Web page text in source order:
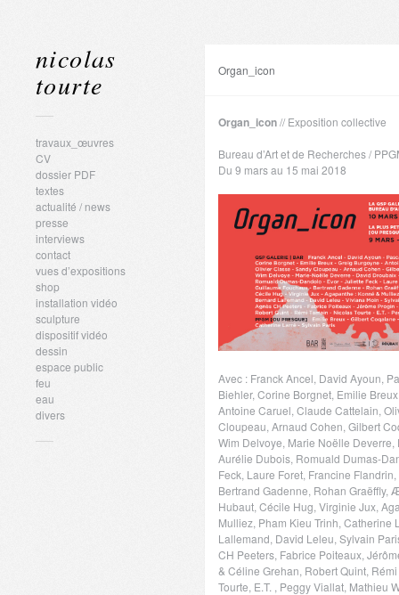
nicolas
tourte
travaux_œuvres
CV
dossier PDF
textes
actualité / news
presse
interviews
contact
vues d’expositions
shop
installation vidéo
sculpture
dispositif vidéo
dessin
espace public
feu
eau
divers
Organ_icon
Organ_icon//Exposition collective
Bureau d’Art et de Recherches /
Du 9 mars au 15 mai 2018
Avec : Franck Ancel, David Ayoun,
Biehler, Corine Borgnet, Emilie
Antoine Caruel, Claude Cattelain,
Cloupeau, Arnaud Cohen, Gilbert
Wim Delvoye, Marie Noëlle
Aurélie Dubois, Romuald Dumas-
Feck, Laure Foret, Francine
Bertrand Gadenne, Rohan Graëffly,
Hubaut, Cécile Hug, Virginie Jux,
Mulliez, Pham Kieu Trinh, Catherine
Lallemand, David Leleu, Sylvain
CH Peeters, Fabrice Poiteaux,
& Céline Grehan, Robert Quint,
Tourte, E.T. , Peggy Viallat, Mathieu